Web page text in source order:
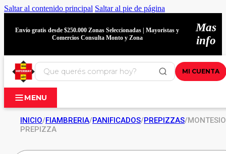
Saltar al contenido principal Saltar al pie de página
Envío gratis desde $250.000 Zonas Seleccionadas | Mayoristas y
Comercios Consulta Monto y Zona
Mas
info
MI CUENTA
MENU
INICIO/FIAMBRERIA/PANIFICADOS/PREPIZZAS/
PREPIZZA